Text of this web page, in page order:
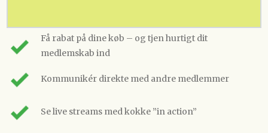
Få rabat på dine køb – og tjen hurtigt dit
medlemskab ind
Kommunikér direkte med andre medlemmer
Se live streams med kokke ”in action”